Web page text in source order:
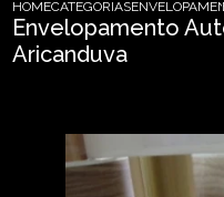
HOMECATEGORIAS
Envelopamento
Aricanduva